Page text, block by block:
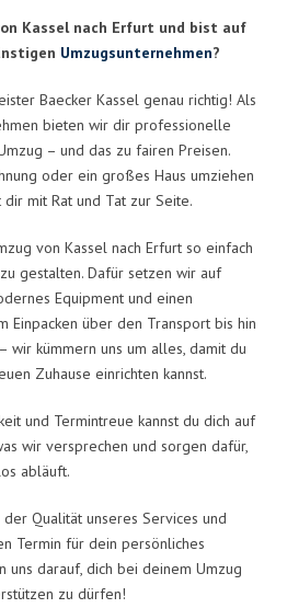
Kassel nach Erfurt und bist auf
Umzugsunternehmen?
Baecker Kassel genau richtig! Als
bieten wir dir professionelle
– und das zu fairen Preisen.
oder ein großes Haus umziehen
mit Rat und Tat zur Seite.
von Kassel nach Erfurt so einfach
gestalten. Dafür setzen wir auf
Equipment und einen
Einpacken über den Transport bis hin
wir kümmern uns um alles, damit du
Zuhause einrichten kannst.
und Termintreue kannst du dich auf
wir versprechen und sorgen dafür,
abläuft.
Qualität unseres Services und
Termin für dein persönliches
uns darauf, dich bei deinem Umzug
zu dürfen!